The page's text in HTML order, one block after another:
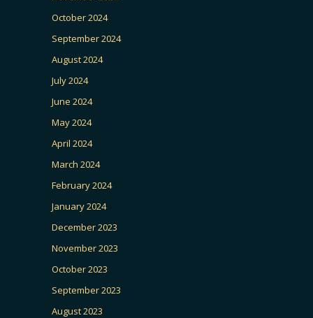
October 2024
September 2024
August 2024
July 2024
June 2024
May 2024
April 2024
March 2024
February 2024
January 2024
December 2023
November 2023
October 2023
September 2023
August 2023